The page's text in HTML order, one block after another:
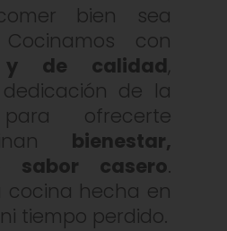
bien sea
con
y de calidad,
de la
ofrecerte
bienestar,
sabor casero.
cocina hecha en
tiempo perdido.